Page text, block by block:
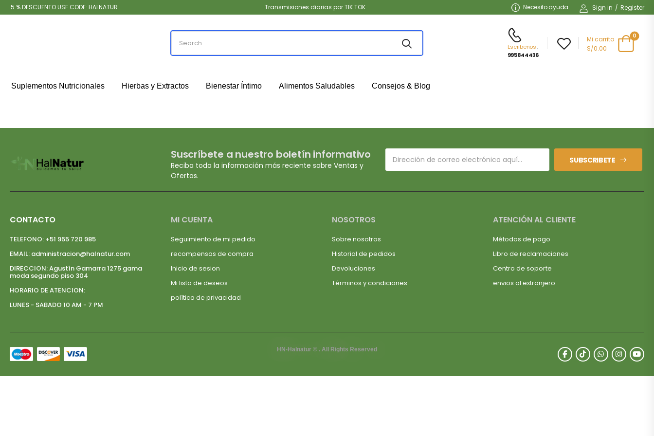
5 % DESCUENTO USE CODE: HALNATUR Transmisiones diarias por TIK TOK Necesito ayuda Sign in / Register
Escribenos:
995844436
Mi carrito
S/0.00
0
Suplementos Nutricionales Hierbas y Extractos Bienestar Íntimo Alimentos Saludables Consejos & Blog
Suscríbete a nuestro boletín informativo
Reciba toda la información más reciente sobre Ventas y
Ofertas.
SUBSCRIBETE
CONTACTO
TELEFONO: +51 955 720 985
EMAIL: administracion@halnatur.com
DIRECCION:Agustín Gamarra 1275 gama
moda segundo piso 304
HORARIO DE ATENCION:
LUNES - SABADO 10 AM - 7 PM
MI CUENTA
Seguimiento de mi pedido
recompensas de compra
Inicio de sesion
Mi lista de deseos
política de privacidad
NOSOTROS
Sobre nosotros
Historial de pedidos
Devoluciones
Términos y condiciones
ATENCIÓN AL CLIENTE
Métodos de pago
Libro de reclamaciones
Centro de soporte
envios al extranjero
HN-Halnatur © . All Rights Reserved